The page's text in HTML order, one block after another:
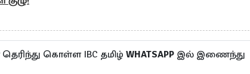
கொள்ள IBC தமிழ் WHATSAPP இல் இணைந்து